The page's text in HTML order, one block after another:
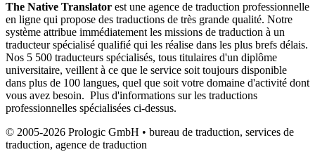
The Native Translator est une agence de traduction professionnelle
en ligne qui propose des traductions de très grande qualité. Notre
système attribue immédiatement les missions de traduction à un
traducteur spécialisé qualifié qui les réalise dans les plus brefs délais.
Nos 5 500 traducteurs spécialisés, tous titulaires d'un diplôme
universitaire, veillent à ce que le service soit toujours disponible
dans plus de 100 langues, quel que soit votre domaine d'activité dont
vous avez besoin. Plus d'informations sur les traductions
professionnelles spécialisées ci-dessus.
© 2005-2026 Prologic GmbH • bureau de traduction, services de
traduction, agence de traduction